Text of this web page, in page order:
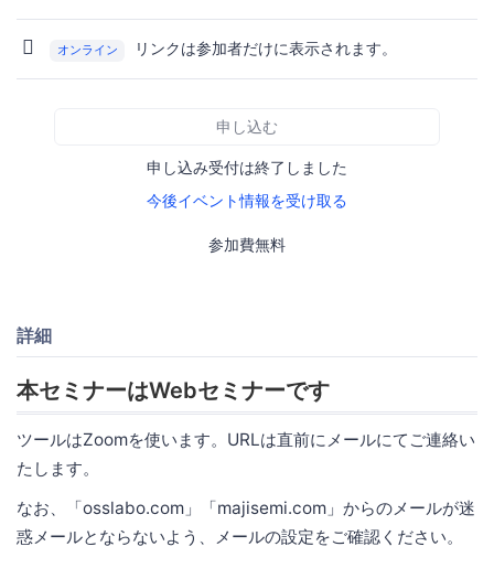
オンライン リンクは参加者だけに表示されます。
申し込む
申し込み受付は終了しました
今後イベント情報を受け取る
参加費無料
詳細
本セミナーはWebセミナーです
ツールはZoomを使います。URLは直前にメールにてご連絡い
たします。
なお、「osslabo.com」「majisemi.com」からのメールが迷
惑メールとならないよう、メールの設定をご確認ください。